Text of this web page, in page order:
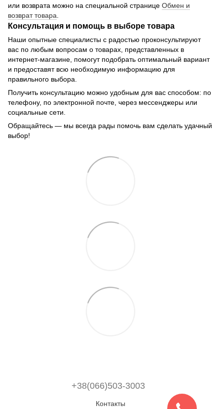
или возврата можно на специальной странице Обмен и
возврат товара
Консультация и помощь в выборе товара
Наши опытные специалисты с радостью проконсультируют
вас по любым вопросам о товарах, представленных в
интернет-магазине, помогут подобрать оптимальный вариант
и предоставят всю необходимую информацию для
правильного выбора.
Получить консультацию можно удобным для вас способом: по
телефону, по электронной почте, через мессенджеры или
социальные сети.
Обращайтесь — мы всегда рады помочь вам сделать удачный
выбор!
+38(066)503-3003
Контакты